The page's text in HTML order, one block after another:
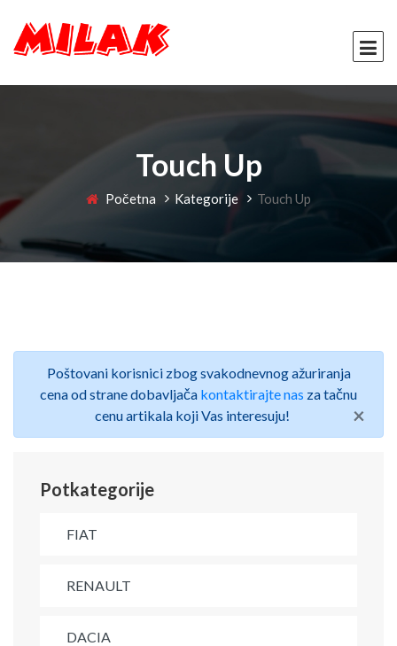
Touch Up
Početna Kategorije Touch Up
Poštovani korisnici zbog svakodnevnog ažuriranja
cena od strane dobavljača kontaktirajte nas za tačnu
cenu artikala koji Vas interesuju!
×
Potkategorije
FIAT
RENAULT
DACIA